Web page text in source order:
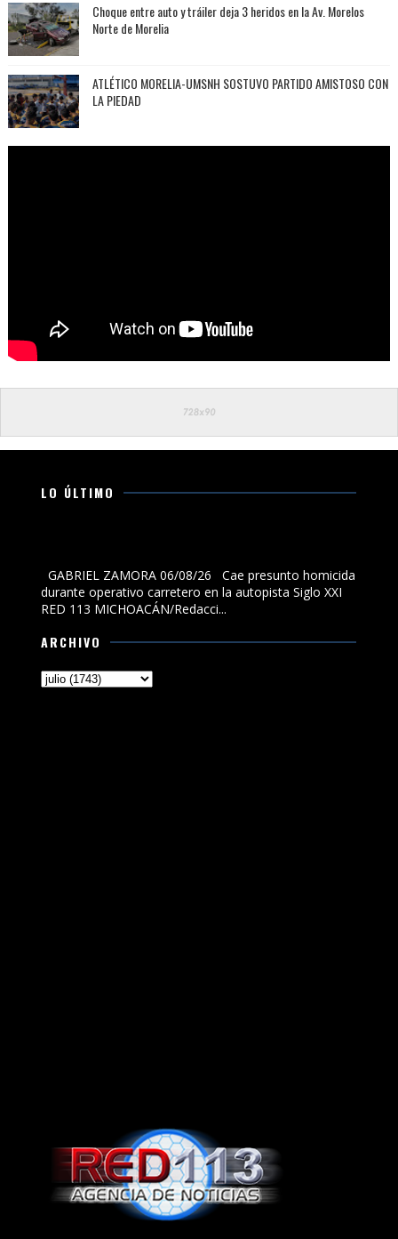
Choque entre auto y tráiler deja 3 heridos en la Av. Morelos
Norte de Morelia
ATLÉTICO MORELIA-UMSNH SOSTUVO PARTIDO AMISTOSO CON
LA PIEDAD
LO ÚLTIMO
GABRIEL ZAMORA 06/08/26 Cae presunto homicida
durante operativo carretero en la autopista Siglo XXI
RED 113 MICHOACÁN/Redacci...
ARCHIVO